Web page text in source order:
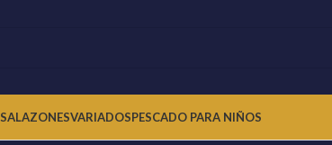
VARIADOSPESCADO PARA NIÑOS